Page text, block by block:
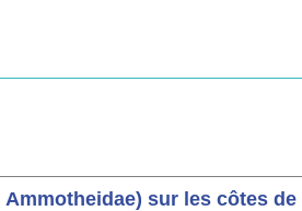
sur les côtes de